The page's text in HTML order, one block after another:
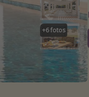
+6fotos